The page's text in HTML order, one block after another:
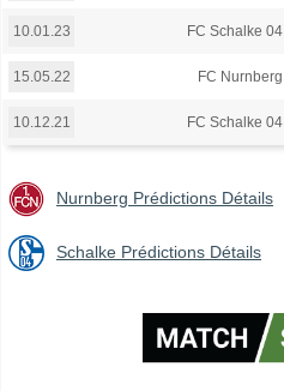
10.01.23 FC Schalke 04
15.05.22 FC Nurnberg
10.12.21 FC Schalke 04
Nurnberg Prédictions Détails
Schalke Prédictions Détails